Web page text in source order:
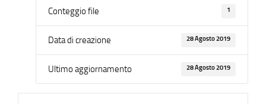
Conteggio file 1
Data di creazione 28 Agosto 2019
Ultimo aggiornamento 28 Agosto 2019